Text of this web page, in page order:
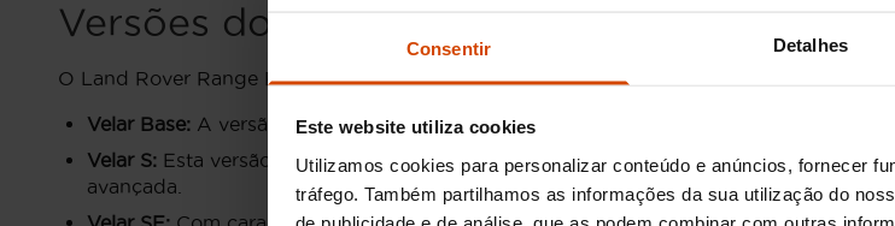
Consentir Detalhes
Este website utiliza cookies
Utilizamos cookies para personalizar conteúdo e anúncios, fornecer
tráfego. Também partilhamos as informações da sua utilização do
Versões do Land Rover Range Rover Velar
O Land Rover Range Rover Velar é um SUV elegante e sofisticado que está disponível
Velar Base: A versão essencial, que oferece um excelente equilíbrio entre
Velar S: Esta versão acrescenta componentes adicionais de tecnologia e
avançada.